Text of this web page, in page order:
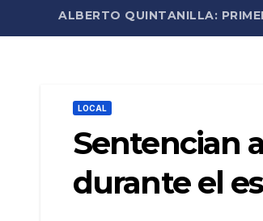
ALBERTO QUINTANILLA:
LOCAL
Sentencian
durante el